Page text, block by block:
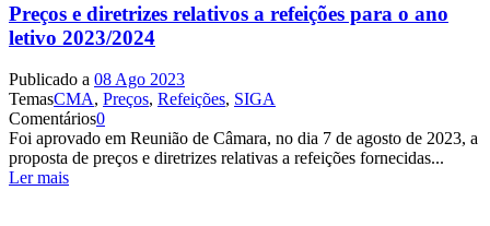
Preços e diretrizes relativos a refeições para o ano
letivo 2023/2024
Publicado a 08 Ago 2023
TemasCMA, Preços, Refeições, SIGA
Comentários0
Foi aprovado em Reunião de Câmara, no dia 7 de agosto de 2023, a
proposta de preços e diretrizes relativas a refeições fornecidas...
Ler mais